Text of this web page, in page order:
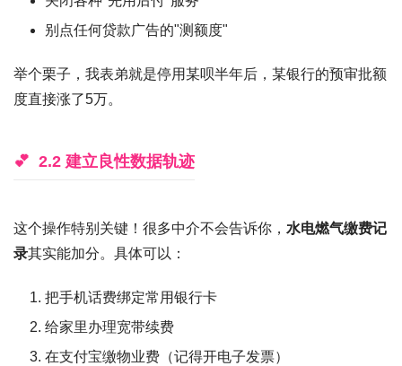
别点任何贷款广告的"测额度"
举个栗子，我表弟就是停用某呗半年后，某银行的预审批额
度直接涨了5万。
2.2 建立良性数据轨迹
这个操作特别关键！很多中介不会告诉你， 水电燃气缴费记
录其实能加分。具体可以：
把手机话费绑定常用银行卡
给家里办理宽带续费
在支付宝缴物业费（记得开电子发票）